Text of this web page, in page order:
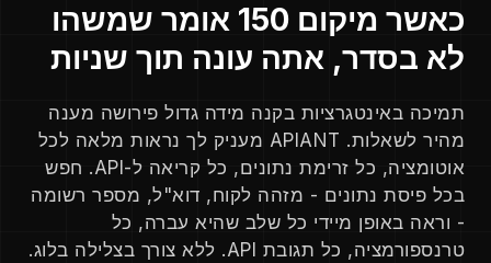
כאשר מיקום 150 אומר שמשהו
לא בסדר, אתה עונה תוך שניות
תמיכה באינטגרציות בקנה מידה גדול פירושה מענה
מהיר לשאלות. APIANT מעניק לך נראות מלאה לכל
אוטומציה, כל זרימת נתונים, כל קריאה ל-API. חפש
בכל פיסת נתונים - מזהה לקוח, דוא"ל, מספר רשומה
- וראה באופן מיידי כל שלב שהיא עברה, כל
טרנספורמציה, כל תגובת API. ללא צורך בצלילה בלוג.